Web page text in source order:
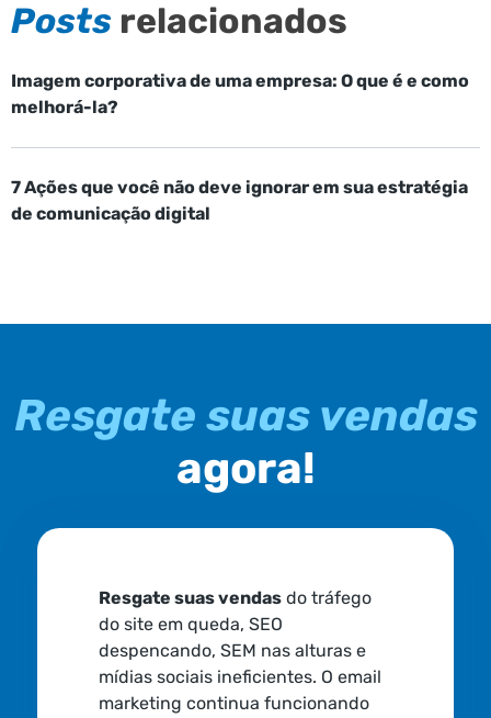
Posts relacionados
Imagem corporativa de uma empresa: O que é e como
melhorá-la?
7 Ações que você não deve ignorar em sua estratégia
de comunicação digital
Resgate suas vendas
agora!
Resgate suas vendasdo tráfego
do site em queda, SEO
despencando, SEM nas alturas e
mídias sociais ineficientes. O email
marketing continua funcionando